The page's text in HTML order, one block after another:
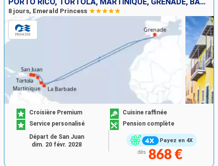
PORTO RICO, TORTOLA, MARTINIQUE, GRENADE, BARBADE
8 jours, Emerald Princess
Payez en 4X
Croisière Premium
Cuisine raffinée
Service personalisé
Pension complète
dès 868 €
Départ de San Juan
dim. 20 févr. 2028